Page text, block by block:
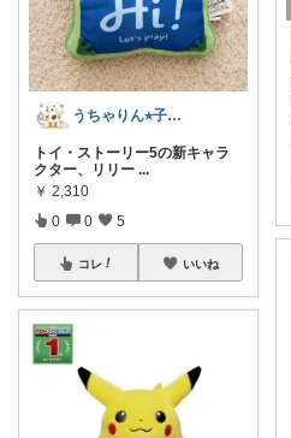
うちゃりん⭐︎子育て・読書・おすすめ
トイ・ストーリー5の新キャラ
クター、リリー ...
￥ 2,310
0 0 5
コレ いいね